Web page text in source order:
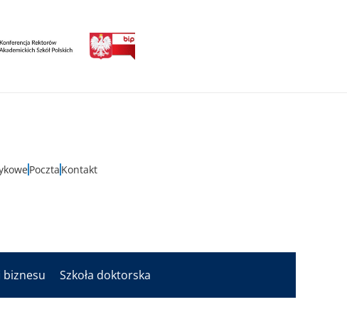
Poczta Kontakt
biznesu Szkoła doktorska